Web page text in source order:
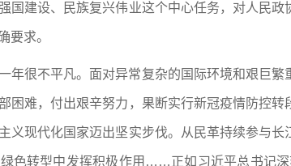
国建设、民族复兴伟业这个中心任务，对人民
要求。
年很不平凡。面对异常复杂的国际环境和艰巨
困难，付出艰辛努力，果断实行新冠疫情防控
义现代化国家迈出坚实步伐。从民革持续参与
色转型中发挥积极作用……正如习近平总书记